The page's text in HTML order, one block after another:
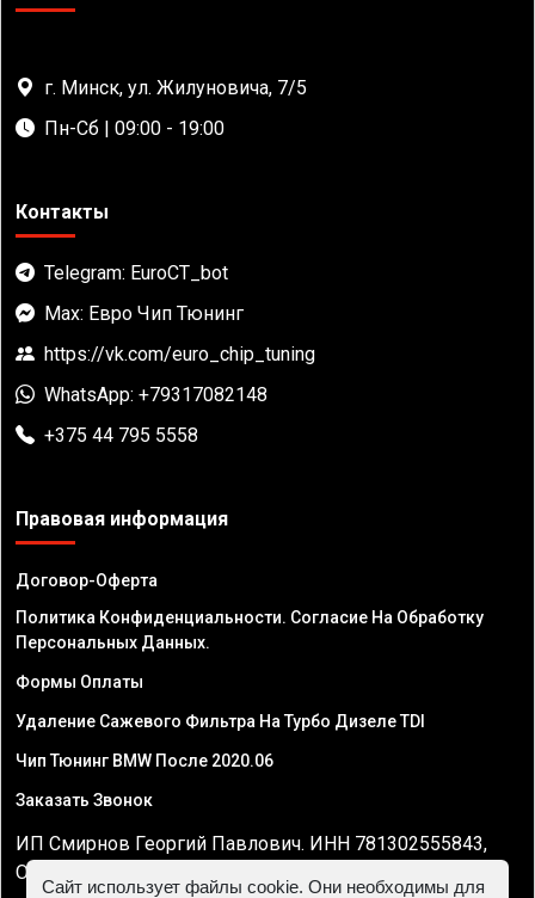
г. Минск, ул. Жилуновича, 7/5
Пн-Сб | 09:00 - 19:00
Контакты
Telegram: EuroCT_bot
Max: Евро Чип Тюнинг
https://vk.com/euro_chip_tuning
WhatsApp: +79317082148
+375 44 795 5558
Правовая информация
Договор-Оферта
Политика Конфиденциальности. Согласие На Обработку
Персональных Данных.
Формы Оплаты
Удаление Сажевого Фильтра На Турбо Дизеле TDI
Чип Тюнинг BMW После 2020.06
Заказать Звонок
ИП Смирнов Георгий Павлович. ИНН 781302555843,
ОГРНИП 324470400032610
Сайт использует файлы cookie. Они необходимы для